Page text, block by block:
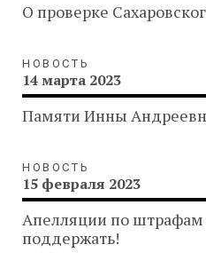
О проверке
НОВОСТЬ
14 марта 2023
Памяти Инны
НОВОСТЬ
15 февраля 2023
Апелляции по штрафам
поддержать!